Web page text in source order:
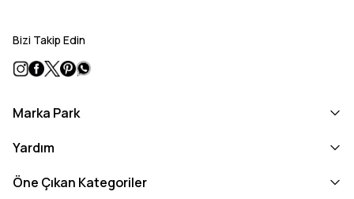
Bizi Takip Edin
Marka Park
Yardım
Öne Çıkan Kategoriler